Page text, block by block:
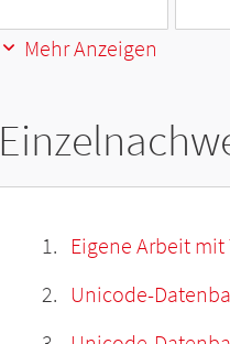
Mehr Anzeigen
Eigene Arbeit
Unicode-